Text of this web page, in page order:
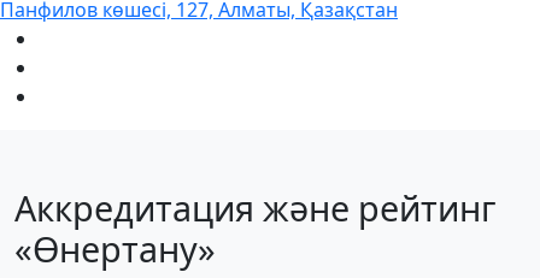
Панфилов көшесі, 127, Алматы, Қазақстан
Аккредитация және рейтинг
«Өнертану»